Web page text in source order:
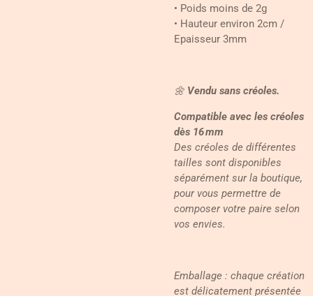
• Poids moins de 2g
• Hauteur environ 2cm /
Epaisseur 3mm
🌼 Vendu sans créoles.
Compatible avec les créoles
dès 16 mm
Des créoles de différentes
tailles sont disponibles
séparément sur la boutique,
pour vous permettre de
composer votre paire selon
vos envies.
Emballage : chaque création
est délicatement présentée